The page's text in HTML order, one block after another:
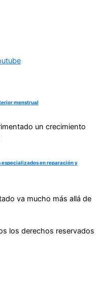
menstrual
un crecimiento
en reparación y
va mucho más allá de
los derechos reservados